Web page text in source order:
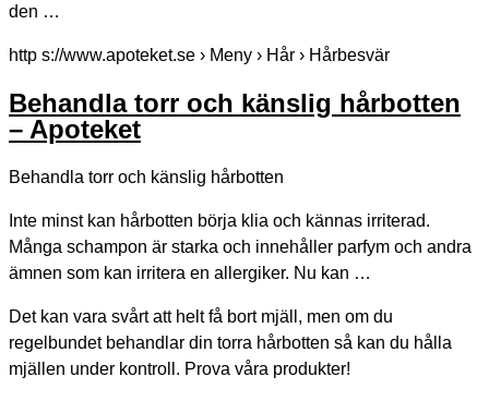
den …
http s://www.apoteket.se › Meny › Hår › Hårbesvär
Behandla torr och känslig hårbotten
– Apoteket
Behandla torr och känslig hårbotten
Inte minst kan hårbotten börja klia och kännas irriterad.
Många schampon är starka och innehåller parfym och andra
ämnen som kan irritera en allergiker. Nu kan …
Det kan vara svårt att helt få bort mjäll, men om du
regelbundet behandlar din torra hårbotten så kan du hålla
mjällen under kontroll. Prova våra produkter!